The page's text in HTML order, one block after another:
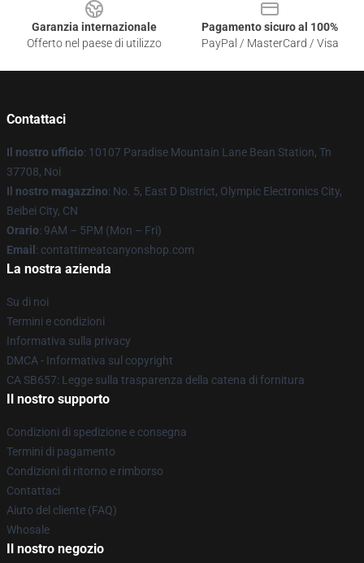
Garanzia internazionale
Offerto nel paese di utilizzo
Pagamento sicuro al 100%
PayPal / MasterCard / Visa
Contattaci
Il nostro ufficio: 10107 Paradise Mountain Lane Bean Station, Tn
37708, Noi
Il nostro magazzino: No. 5, East D District, Olympic Electronics City,
Beibei City, CN
Orario: 9AM – 5PM (Mon – Fri)
Email : contattimeatcanyonshop.com
La nostra azienda
Su di noi
Termini e condizioni
Informativa sulla privacy
DMCA - Informativa sul copyright
CA SB657: Legge sulla trasparenza della catena di fornitura
Il nostro supporto
Condizioni di spedizione e consegna
Termini di pagamento
Condizioni di ritorno e rimborso
Contattaci
Aiuto del cliente (FAQ)
Whosale
Il nostro negozio